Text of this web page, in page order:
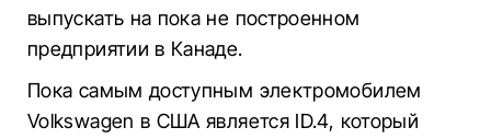
выпускать на пока не построенном
предприятии в Канаде.
Пока самым доступным электромобилем
Volkswagen в США является ID.4, который